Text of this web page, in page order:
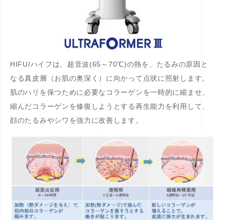
HIFU/ハイフは、超音波(65～70℃)の熱を、たるみの原因と
なる真皮層（お肌の奥深く）に向かって点状に照射します。
肌のハリを保つために必要なコラーゲンを一時的に縮ませ、
縮んだコラーゲンを修復しようとする再生能力を利用して、
顔のたるみやシワを強力に改善します。